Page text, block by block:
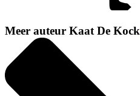
Meer auteur Kaat De Kock